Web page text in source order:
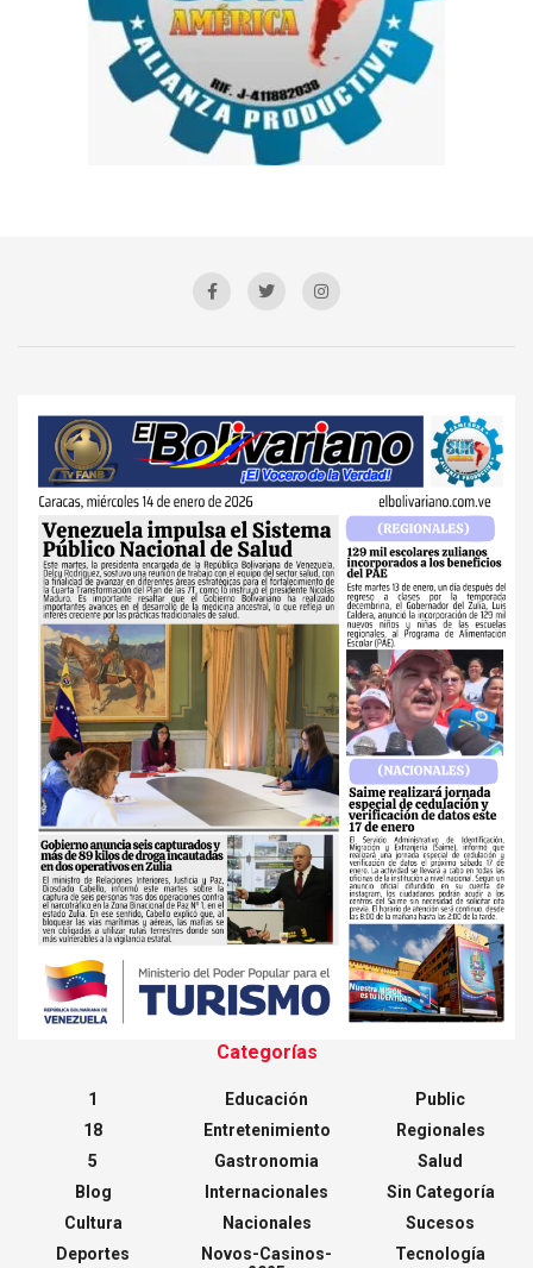
Categorías
1
18
5
Blog
Cultura
Deportes
Educación
Entretenimiento
Gastronomia
Internacionales
Nacionales
Novos-Casinos-
Public
Regionales
Salud
Sin Categoría
Sucesos
Tecnología